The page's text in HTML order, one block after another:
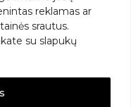
reklamas ar
srautus.
su slapukų
priežiūros
natūralių veido
skirtų